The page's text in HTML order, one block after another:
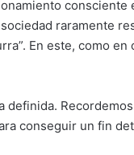
raramente
En este, como
conseguir un fin